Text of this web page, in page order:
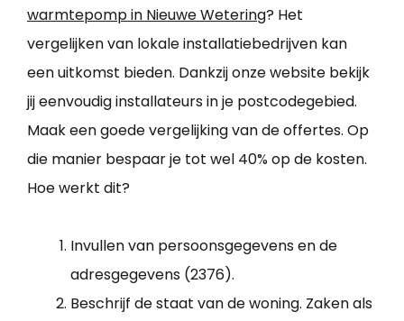
warmtepomp in Nieuwe Wetering? Het
vergelijken van lokale installatiebedrijven kan
een uitkomst bieden. Dankzij onze website bekijk
jij eenvoudig installateurs in je postcodegebied.
Maak een goede vergelijking van de offertes. Op
die manier bespaar je tot wel 40% op de kosten.
Hoe werkt dit?
Invullen van persoonsgegevens en de
adresgegevens (2376).
Beschrijf de staat van de woning. Zaken als